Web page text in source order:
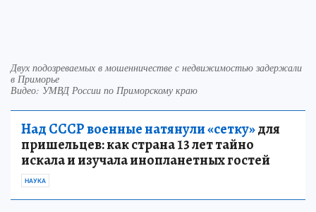
Двух подозреваемых в мошенничестве с недвижимостью задержали
в Приморье
Видео: УМВД России по Приморскому краю
Над СССР военные натянули «сетку»для
пришельцев: как страна 13 лет тайно
искала и изучала инопланетных гостей
НАУКА